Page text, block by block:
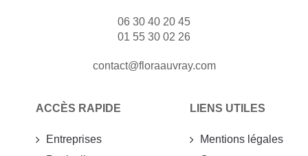
06 30 40 20 45
01 55 30 02 26
contact@floraauvray.com
ACCÈS RAPIDE
Entreprises
LIENS UTILES
Mentions légales